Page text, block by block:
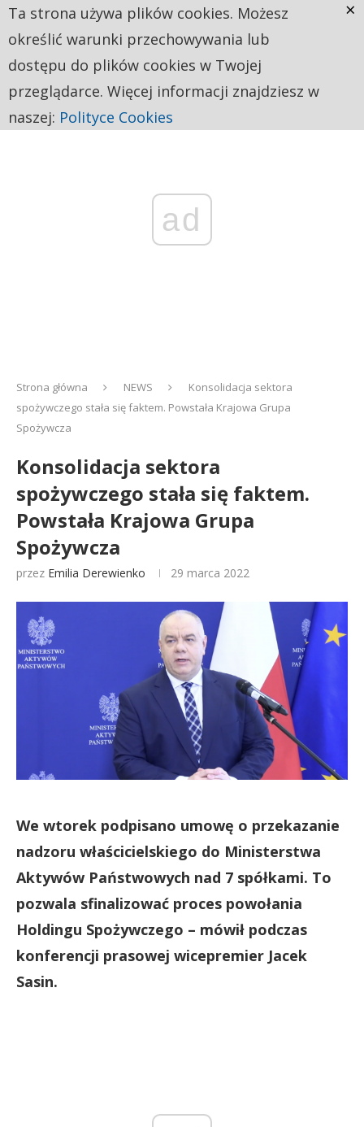
ad
Strona główna NEWS
Konsolidacja sektora
spożywczego stała się faktem. Powstała Krajowa Grupa
Spożywcza
Konsolidacja sektora
spożywczego stała się faktem.
Powstała Krajowa Grupa
Spożywcza
przez Emilia Derewienko 29 marca 2022
We wtorek podpisano umowę o przekazanie
nadzoru właścicielskiego do Ministerstwa
Aktywów Państwowych nad 7 spółkami. To
pozwala sfinalizować proces powołania
Holdingu Spożywczego – mówił podczas
konferencji prasowej wicepremier Jacek
Sasin.
Ta strona używa plików cookies. Możesz
określić warunki przechowywania lub
dostępu do plików cookies w Twojej
przeglądarce. Więcej informacji znajdziesz w
naszej: Polityce Cookies
×